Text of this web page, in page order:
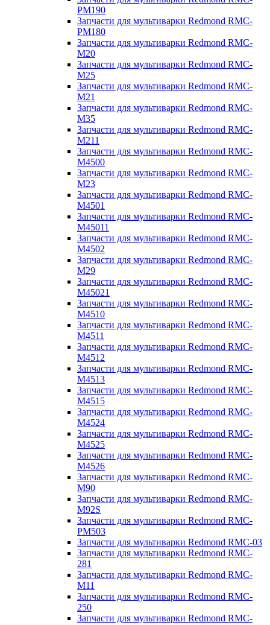
PM190
Запчасти для мультиварки Redmond RMC-
PM180
Запчасти для мультиварки Redmond RMC-
M20
Запчасти для мультиварки Redmond RMC-
M25
Запчасти для мультиварки Redmond RMC-
M21
Запчасти для мультиварки Redmond RMC-
M35
Запчасти для мультиварки Redmond RMC-
M211
Запчасти для мультиварки Redmond RMC-
M4500
Запчасти для мультиварки Redmond RMC-
M23
Запчасти для мультиварки Redmond RMC-
M4501
Запчасти для мультиварки Redmond RMC-
M45011
Запчасти для мультиварки Redmond RMC-
M4502
Запчасти для мультиварки Redmond RMC-
M29
Запчасти для мультиварки Redmond RMC-
M45021
Запчасти для мультиварки Redmond RMC-
M4510
Запчасти для мультиварки Redmond RMC-
M4511
Запчасти для мультиварки Redmond RMC-
M4512
Запчасти для мультиварки Redmond RMC-
M4513
Запчасти для мультиварки Redmond RMC-
M4515
Запчасти для мультиварки Redmond RMC-
M4524
Запчасти для мультиварки Redmond RMC-
M4525
Запчасти для мультиварки Redmond RMC-
M4526
Запчасти для мультиварки Redmond RMC-
M90
Запчасти для мультиварки Redmond RMC-
M92S
Запчасти для мультиварки Redmond RMC-
PM503
Запчасти для мультиварки Redmond RMC-03
Запчасти для мультиварки Redmond RMC-
281
Запчасти для мультиварки Redmond RMC-
M11
Запчасти для мультиварки Redmond RMC-
250
Запчасти для мультиварки Redmond RMC-